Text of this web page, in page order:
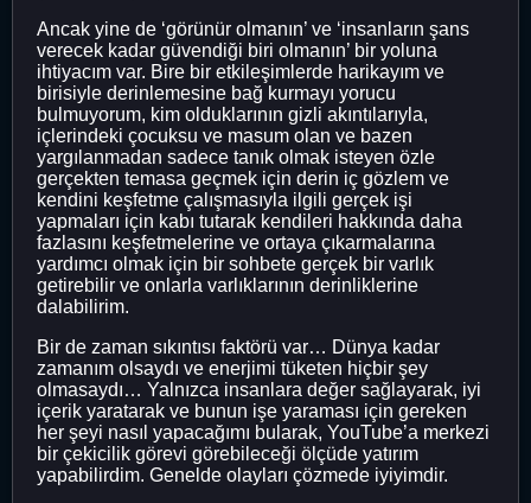
Ancak yine de ‘görünür olmanın’ ve ‘insanların şans
verecek kadar güvendiği biri olmanın’ bir yoluna
ihtiyacım var. Bire bir etkileşimlerde harikayım ve
birisiyle derinlemesine bağ kurmayı yorucu
bulmuyorum, kim olduklarının gizli akıntılarıyla,
içlerindeki çocuksu ve masum olan ve bazen
yargılanmadan sadece tanık olmak isteyen özle
gerçekten temasa geçmek için derin iç gözlem ve
kendini keşfetme çalışmasıyla ilgili gerçek işi
yapmaları için kabı tutarak kendileri hakkında daha
fazlasını keşfetmelerine ve ortaya çıkarmalarına
yardımcı olmak için bir sohbete gerçek bir varlık
getirebilir ve onlarla varlıklarının derinliklerine
dalabilirim.
Bir de zaman sıkıntısı faktörü var… Dünya kadar
zamanım olsaydı ve enerjimi tüketen hiçbir şey
olmasaydı… Yalnızca insanlara değer sağlayarak, iyi
içerik yaratarak ve bunun işe yaraması için gereken
her şeyi nasıl yapacağımı bularak, YouTube’a merkezi
bir çekicilik görevi görebileceği ölçüde yatırım
yapabilirdim. Genelde olayları çözmede iyiyimdir.